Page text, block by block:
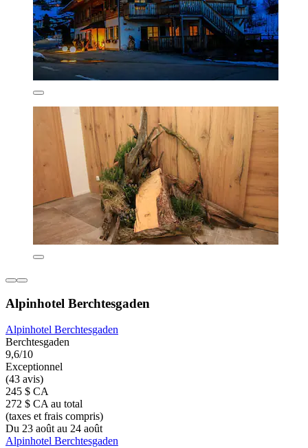
Alpinhotel Berchtesgaden
Alpinhotel Berchtesgaden
Berchtesgaden
9,6/10
Exceptionnel
(43 avis)
245 $ CA
272 $ CA au total
(taxes et frais compris)
Du 23 août au 24 août
Alpinhotel Berchtesgaden